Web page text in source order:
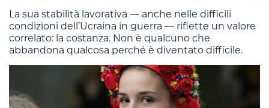
La sua stabilità lavorativa — anche nelle difficili
condizioni dell’Ucraina in guerra — riflette un valore
correlato: la costanza. Non è qualcuno che
abbandona qualcosa perché è diventato difficile.